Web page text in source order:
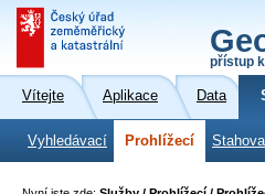
přístup
Vítejte Aplikace Data
Vyhledávací Prohlížecí